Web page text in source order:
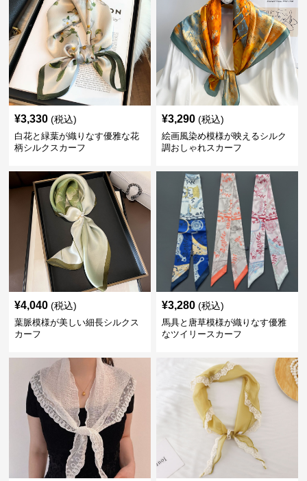
¥3,330 (税込)
白花と緑葉が織りなす優雅な花
柄シルクスカーフ
¥3,290 (税込)
絵画風染め模様が映えるシルク
調おしゃれスカーフ
¥4,040 (税込)
葉脈模様が美しい細長シルクス
カーフ
¥3,280 (税込)
馬具と唐草模様が織りなす優雅
なツイリースカーフ